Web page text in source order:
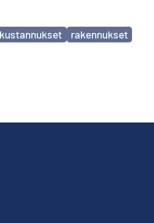
kustannukset rakennukset